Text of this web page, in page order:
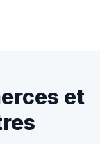
et